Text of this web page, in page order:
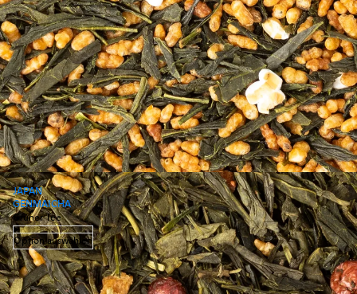
JAPAN
GENMAICHA
Grüner Tee
Option auswählen